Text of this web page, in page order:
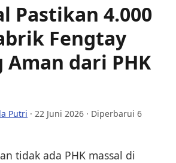
Pastikan 4.000
Fengtay
Aman dari PHK
Putri · 22 Juni 2026 · Diperbarui 6
tidak ada PHK massal di